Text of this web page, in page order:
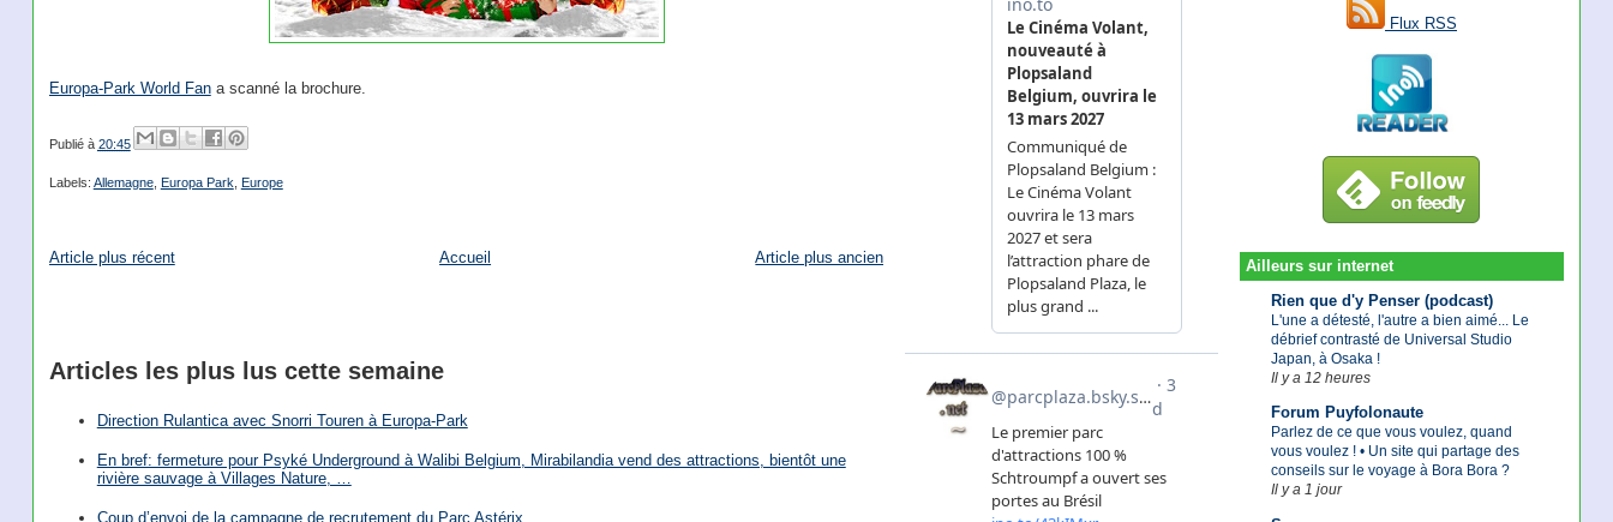
Flux RSS
Ailleurs sur internet
Rien que d'y Penser (podcast)
L'une a détesté, l'autre a bien aimé... Le
débrief contrasté de Universal Studio
Japan, à Osaka !
Il y a 12 heures
Forum Puyfolonaute
Parlez de ce que vous voulez, quand
vous voulez ! • Un site qui partage des
conseils sur le voyage à Bora Bora ?
Il y a 1 jour
Europa-Park World Fana scanné la brochure.
Publié à 20:45
Labels: Allemagne, Europa Park Europe
Article plus récent Article plus ancien
Accueil
Articles les plus lus cette semaine
Direction Rulantica avec Snorri Touren à Europa-Park
En bref: fermeture pour Psyké Underground à Walibi Belgium, Mirabilandia vend des attractions, bientôt une
rivière sauvage à Villages Nature, …
Coup d’envoi de la campagne de recrutement du Parc Astérix